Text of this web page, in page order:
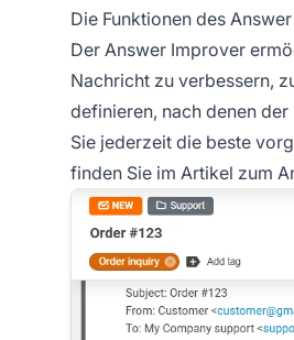
Die Funktionen des
Der Answer Improver
Nachricht zu verbessern,
definieren, nach denen
Sie jederzeit die beste
finden Sie im Artikel zum